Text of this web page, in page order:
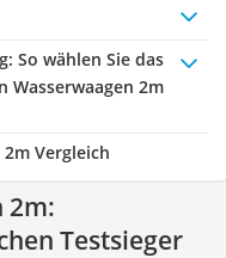
: So wählen Sie das
Wasserwaagen 2m
Vergleich
2m:
Testsieger